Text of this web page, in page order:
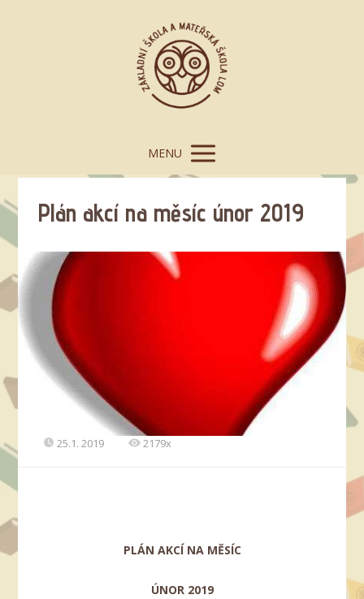
MENU
Plán akcí na měsíc únor 2019
25.1. 2019 2179x
PLÁN AKCÍ NA MĚSÍC
ÚNOR 2019